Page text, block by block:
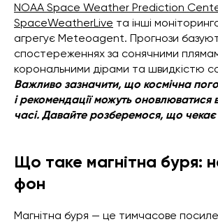
NOAA Space Weather Prediction
SpaceWeatherLive та інші
агрегує Meteoagent. Прогнози
спостереженнях за сонячними
корональними дірами та швидкістю
Важливо зазначити, що космічна
і рекомендації можуть оновлюватися
часі. Давайте розберемося, що чекає
Що таке магнітна буря:
фон
Магнітна буря — це тимчасове